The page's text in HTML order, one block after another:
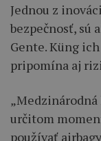
Jednou z
bezpečnosť, sú
Gente. Küng
pripomína aj
určitom
používať